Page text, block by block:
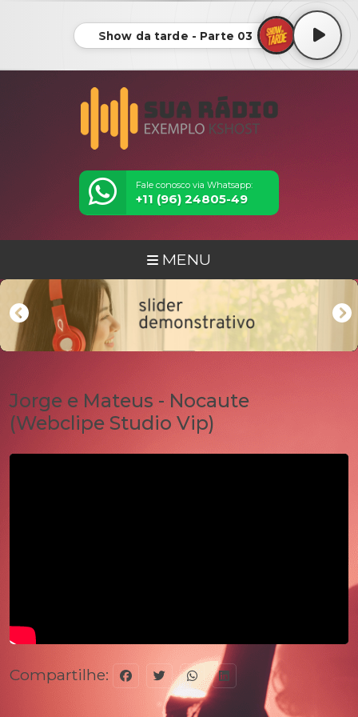
Show da tarde - Parte 03
Fale conosco via Whatsapp:
+11 (96) 24805-49
MENU
Jorge e Mateus - Nocaute
(Webclipe Studio Vip)
Compartilhe: